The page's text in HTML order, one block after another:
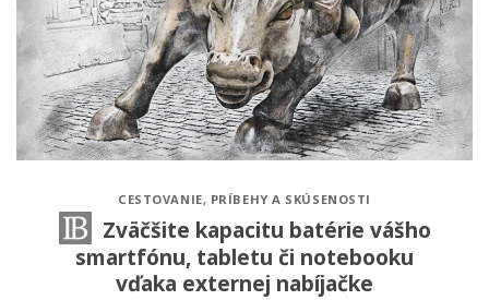
CESTOVANIE, PRÍBEHY A SKÚSENOSTI
Zväčšite kapacitu batérie vášho
smartfónu, tabletu či notebooku
vďaka externej nabíjačke